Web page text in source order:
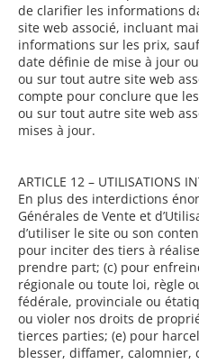
de clarifier les informations
site web associé, incluant
informations sur les prix,
date définie de mise à jour
ou sur tout autre site web
compte pour conclure que
ou sur tout autre site web
mises à jour.
ARTICLE 12 – UTILISATIONS
En plus des interdictions
Générales de Vente et
d’utiliser le site ou son
pour inciter des tiers à
prendre part; (c) pour
régionale ou toute loi, règle
fédérale, provinciale ou
ou violer nos droits de
tierces parties; (e) pour
blesser, diffamer,